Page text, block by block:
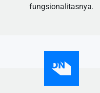
fungsionalitasnya.